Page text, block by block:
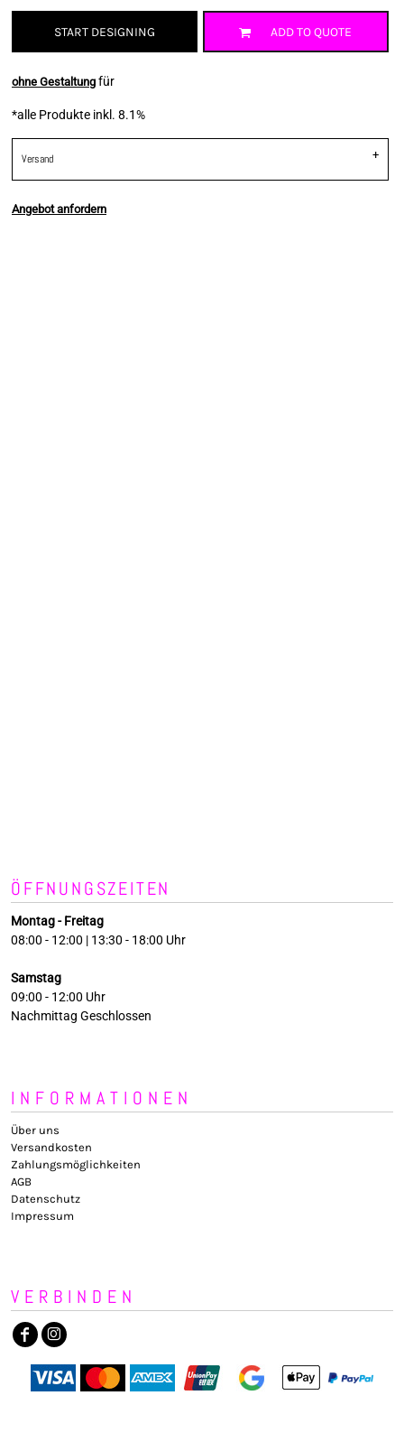
START DESIGNING ADD TO QUOTE
ohne Gestaltung für
*alle Produkte inkl. 8.1%
Versand
Angebot anfordern
ÖFFNUNGSZEITEN
Montag - Freitag
08:00 - 12:00 | 13:30 - 18:00 Uhr
Samstag
09:00 - 12:00 Uhr
Nachmittag Geschlossen
INFORMATIONEN
Über uns
Versandkosten
Zahlungsmöglichkeiten
AGB
Datenschutz
Impressum
VERBINDEN